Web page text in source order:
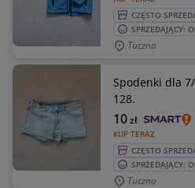
CZĘSTO
SPRZEDAJĄCY:
Tuczno
Spodenki dla
128.
KUP TERAZ
10zł
CZĘSTO
SPRZEDAJĄCY:
Tuczno